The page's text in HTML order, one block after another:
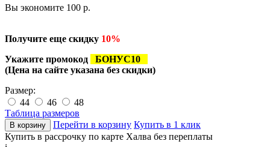
Вы экономите 100 р.
Получите еще скидку 10%
Укажите промокод
БОНУС10
(Цена на сайте указана без скидки)
Размер:
44
46
48
Таблица размеров
Перейти в корзину Купить в 1 клик
Купить в рассрочку по карте Халва без переплаты